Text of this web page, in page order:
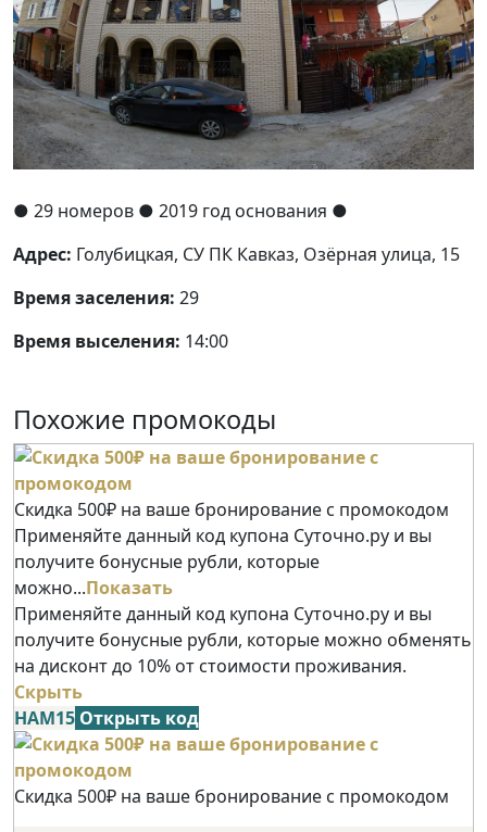
● 29 номеров ● 2019 год основания ●
Адрес: Голубицкая, СУ ПК Кавказ, Озёрная улица, 15
Время заселения: 29
Время выселения: 14:00
Похожие промокоды
Скидка 500₽ на ваше бронирование с промокодом
Применяйте данный код купона Суточно.ру и вы
получите бонусные рубли, которые
можно...Показать
Применяйте данный код купона Суточно.ру и вы
получите бонусные рубли, которые можно обменять
на дисконт до 10% от стоимости проживания.
Скрыть
НАМ15 Открыть код
Скидка 500₽ на ваше бронирование с промокодом